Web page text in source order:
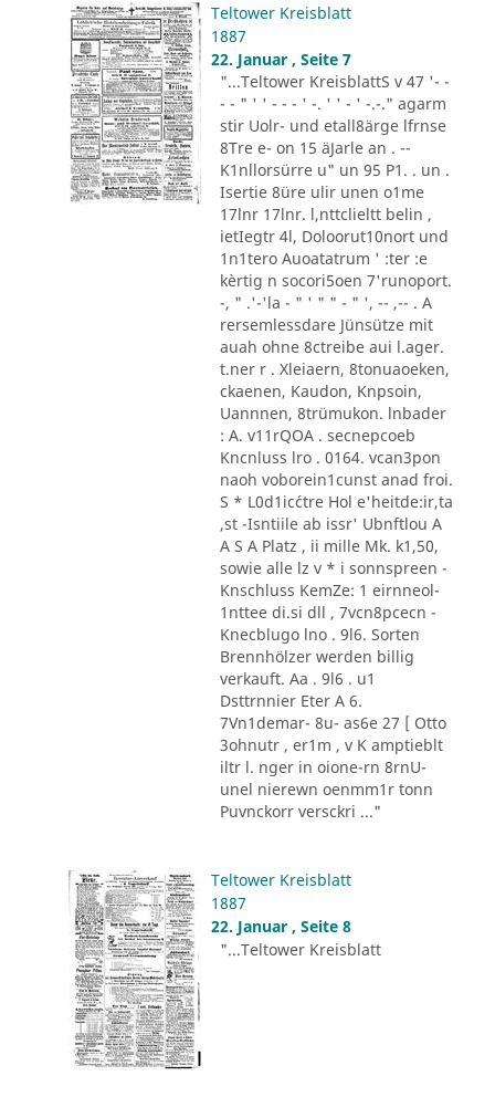
Teltower Kreisblatt
1887
22. Januar , Seite 7
"...Teltower KreisblattS v 47 '- -
- - " ' ' - - - ' -. ' ' - ' -.-." agarm
stir Uolr- und etall8ärge lfrnse
8Tre e- on 15 äJarle an . --
K1nllorsürre u" un 95 P1. . un .
Isertie 8üre ulir unen o1me
17lnr 17lnr. l,nttclieltt belin ,
ietIegtr 4l, Doloorut10nort und
1n1tero Auoatatrum ' :ter :e
kèrtig n socori5oen 7'runoport.
-, " .'-'la - " ' " " - " ', -- ,-- . A
rersemlessdare Jünsütze mit
auah ohne 8ctreibe aui l.ager.
t.ner r . Xleiaern, 8tonuaoeken,
ckaenen, Kaudon, Knpsoin,
Uannnen, 8trümukon. lnbader
: A. v11rQOA . secnepcoeb
Kncnluss lro . 0164. vcan3pon
naoh voborein1cunst anad froi.
S * L0d1ic´ctre Hol e'heitde:ir,ta
,st -Isntiile ab issr' Ubnftlou A
A S A Platz , ii mille Mk. k1,50,
sowie alle lz v * i sonnspreen -
Knschluss KemZe: 1 eirnneol-
1nttee di.si dll , 7vcn8pcecn -
Knecblugo lno . 9l6. Sorten
Brennhölzer werden billig
verkauft. Aa . 9l6 . u1
Dsttrnnier Eter A 6.
7Vn1demar- 8u- as6e 27 [ Otto
3ohnutr , er1m , v K amptieblt
iltr l. nger in oione-rn 8rnU-
unel nierewn oenmm1r tonn
Puvnckorr versckri ..."
Teltower Kreisblatt
1887
22. Januar , Seite 8
"...Teltower Kreisblatt